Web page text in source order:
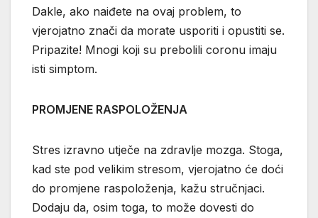
Dakle, ako naiđete na ovaj problem, to
vjerojatno znači da morate usporiti i opustiti se.
Pripazite! Mnogi koji su prebolili coronu imaju
isti simptom.
PROMJENE RASPOLOŽENJA
Stres izravno utječe na zdravlje mozga. Stoga,
kad ste pod velikim stresom, vjerojatno će doći
do promjene raspoloženja, kažu stručnjaci.
Dodaju da, osim toga, to može dovesti do